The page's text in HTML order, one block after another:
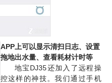
APP上可以显示清扫日志、设置
拖地出水量、查看耗材计时等
地宝DJ35还加入了远程操
控这样的神技。我们通过手机